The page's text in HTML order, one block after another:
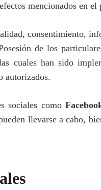
mencionados en
consentimiento,
de los
cuales han sido
autorizados.
sociales como
llevarse a cabo,